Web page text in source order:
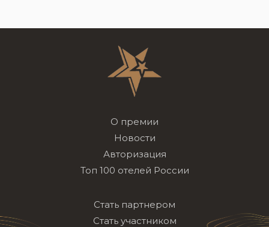
О премии
Новости
Авторизация
Топ 100 отелей России
Стать партнером
Стать участником